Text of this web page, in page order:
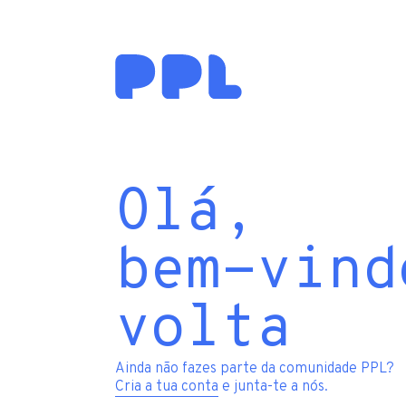
Olá,
bem-
volta
Ainda não fazes parte da comunidade PPL?
Cria a tua conta e junta-te a nós.